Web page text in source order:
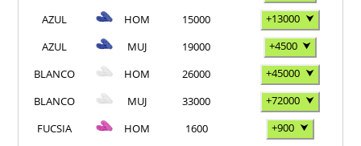
AZUL HOM 15000 +13000 ⮟
AZUL
MUJ 19000 +4500 ⮟
BLANCO
HOM 26000 +45000 ⮟
BLANCO
MUJ 33000 +72000 ⮟
FUCSIA
HOM 1600 +900 ⮟